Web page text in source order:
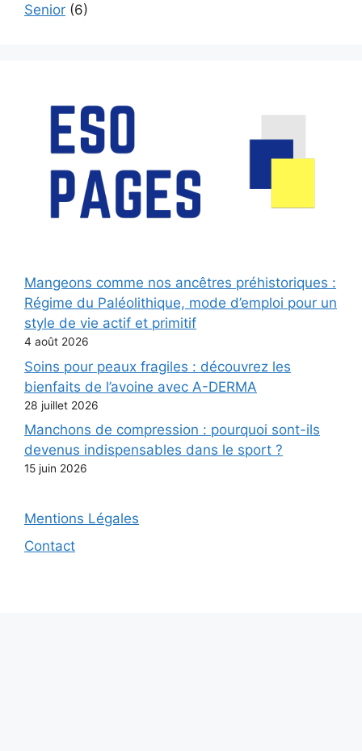
Senior (6)
Mangeons comme nos ancêtres préhistoriques :
Régime du Paléolithique, mode d’emploi pour un
style de vie actif et primitif
4 août 2026
Soins pour peaux fragiles : découvrez les
bienfaits de l’avoine avec A-DERMA
28 juillet 2026
Manchons de compression : pourquoi sont-ils
devenus indispensables dans le sport ?
15 juin 2026
Mentions Légales
Contact